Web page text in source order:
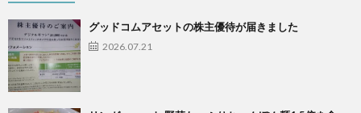
グッドコムアセットの株主優待が届きました
2026.07.21